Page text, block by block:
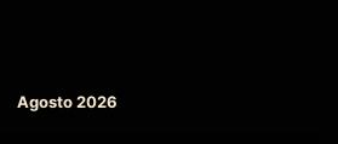
Agosto 2026